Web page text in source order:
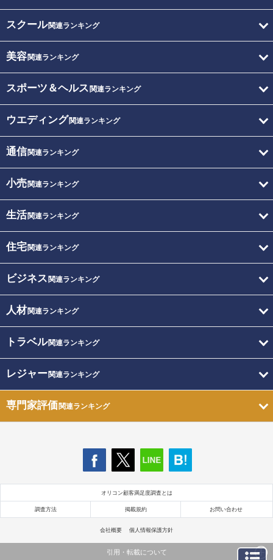
スクール関連ランキング
美容関連ランキング
スポーツ＆ヘルス 関連ランキング
ウエディング関連ランキング
通信関連ランキング
小売関連ランキング
生活関連ランキング
住宅関連ランキング
ビジネス 関連ランキング
人材関連ランキング
トラベル関連ランキング
レジャー関連ランキング
専門家評価関連ランキング
オリコン顧客満足度調査とは
調査方法 掲載規約 お問い合わせ
会社概要 個人情報保護方針
引用・転載について